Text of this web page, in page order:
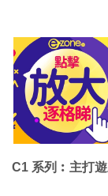
C1 系列︰主打